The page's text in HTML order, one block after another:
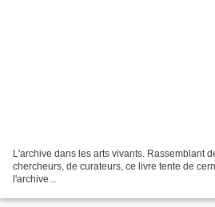
L'archive dans les arts vivants. Rassemblant
chercheurs, de curateurs, ce livre tente de
l'archive...